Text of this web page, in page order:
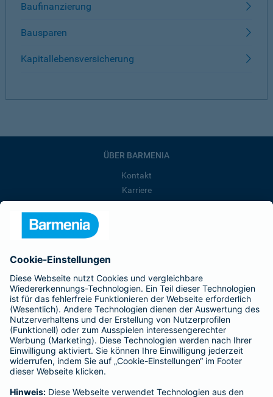
Baufinanzierung
Bausparen
Kapitallebensversicherung
ÜBER BARMENIA
Kontakt
Karriere
Barmenia ist Teil der BarmeniaGothaer
BELIEBTE SEITEN
Kranken-Zusatzversicherung
Tierversicherungen
Haftpflichtversicherung
Hausratversicherung